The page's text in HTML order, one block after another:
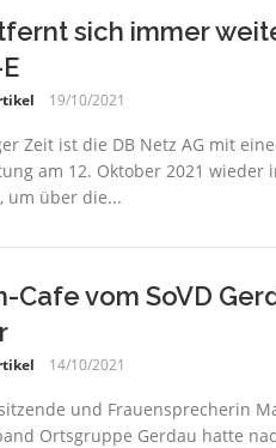
sich immer
19/10/2021
Zeit ist die DB Netz AG mit
am 12. Oktober 2021 wieder
um über die...
Cafe vom SoVD
14/10/2021
und Frauensprecherin
Ortsgruppe Gerdau hatte